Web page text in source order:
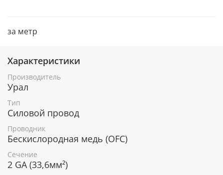
за метр
Характеристики
Производитель
Урал
Тип
Силовой провод
Проводник
Бескислородная медь (OFC)
Сечение
2 GA (33,6мм²)